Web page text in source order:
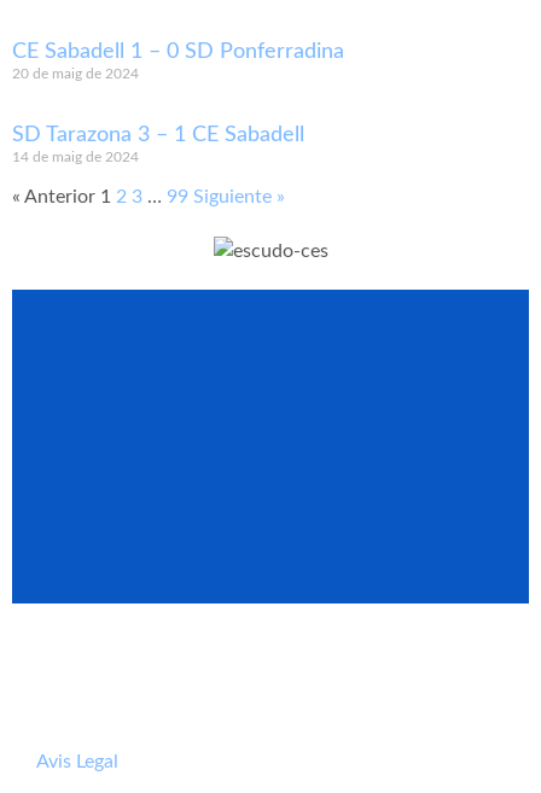
CE Sabadell 1 – 0 SD Ponferradina
20 de maig de 2024
SD Tarazona 3 – 1 CE Sabadell
14 de maig de 2024
« Anterior 1 2 3 … 99 Siguiente »
Avis Legal